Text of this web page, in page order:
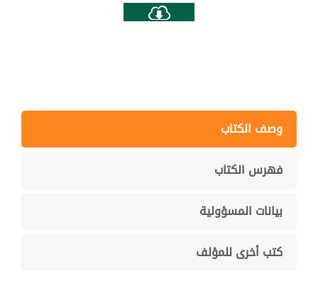
وصف الكتاب
فهرس الكتاب
بيانات المسؤولية
كتب أخرى للمؤلف